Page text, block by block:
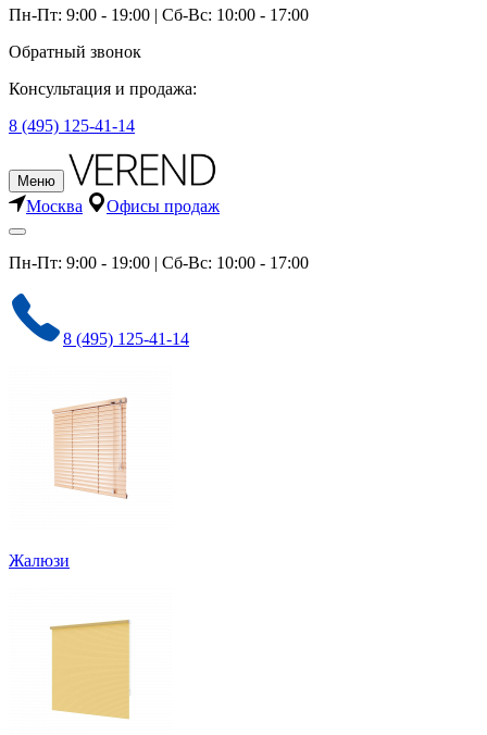
Пн-Пт: 9:00 - 19:00 | Сб-Вс: 10:00 - 17:00
Обратный звонок
Консультация и продажа:
8 (495) 125-41-14
Меню
Москва Офисы продаж
Пн-Пт: 9:00 - 19:00 | Сб-Вс: 10:00 - 17:00
8 (495) 125-41-14
Жалюзи